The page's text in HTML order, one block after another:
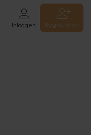
Inloggen Registreren